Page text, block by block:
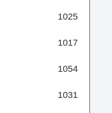
1025
1017
1054
1031